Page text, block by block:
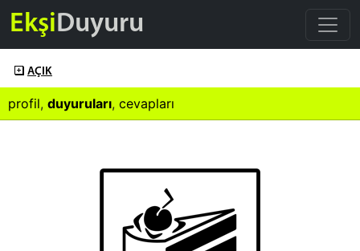
EkşiDuyuru
AÇIK
profil, duyuruları, cevapları